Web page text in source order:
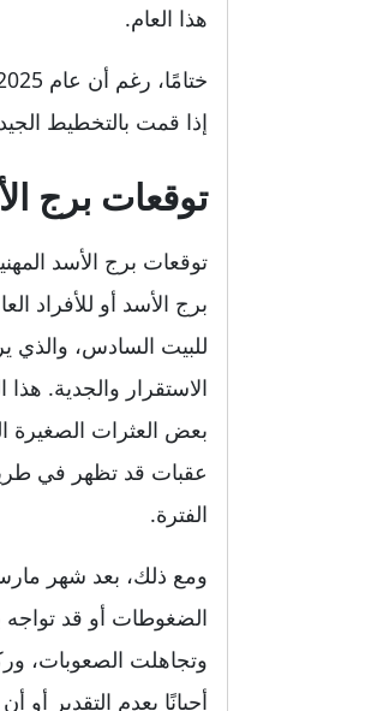
هذا العام.
إذا قمت بالتخطيط
توقعات برج
برج الأسد أو للأفراد
للبيت السادس، والذي
الاستقرار والجدية.
بعض العثرات الصغيرة
عقبات قد تظهر في
الفترة.
ومع ذلك، بعد شهر
الضغوطات أو قد تواجه
وتجاهلت الصعوبات،
أحيانًا بعدم التقدير